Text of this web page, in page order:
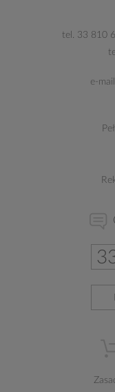
tel. 33 810
e-